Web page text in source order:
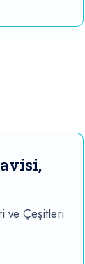
ve Çeşitleri